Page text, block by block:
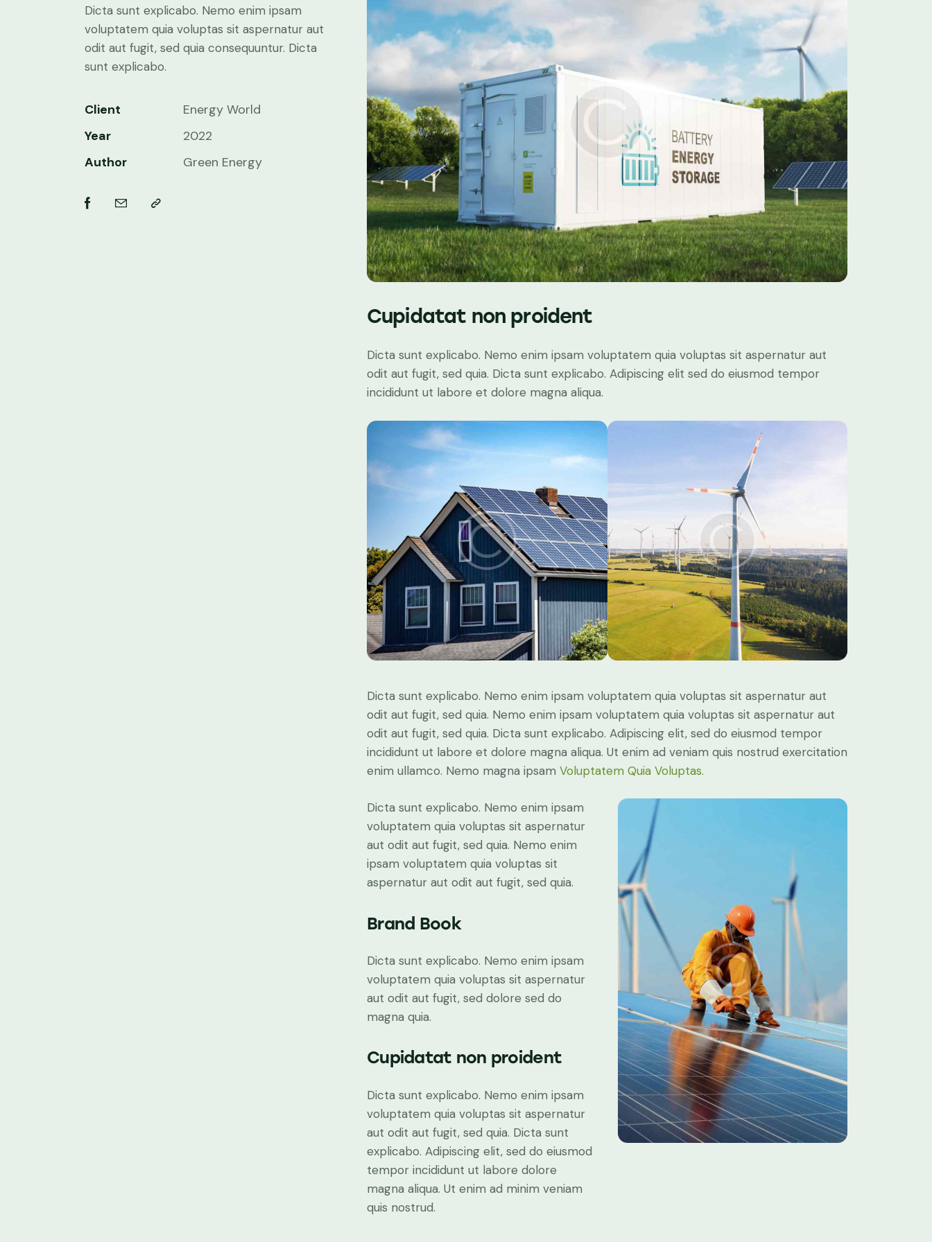
Dicta sunt explicabo. Nemo enim ipsam
voluptatem quia voluptas sit aspernatur aut
odit aut fugit, sed quia consequuntur. Dicta
sunt explicabo.
Client
Energy World
Year
2022
Author
Green Energy
Cupidatat non proident
Dicta sunt explicabo. Nemo enim ipsam voluptatem quia voluptas sit aspernatur aut
odit aut fugit, sed quia. Dicta sunt explicabo. Adipiscing elit sed do eiusmod tempor
incididunt ut labore et dolore magna aliqua.
Dicta sunt explicabo. Nemo enim ipsam voluptatem quia voluptas sit aspernatur aut
odit aut fugit, sed quia. Nemo enim ipsam voluptatem quia voluptas sit aspernatur aut
odit aut fugit, sed quia. Dicta sunt explicabo. Adipiscing elit, sed do eiusmod tempor
incididunt ut labore et dolore magna aliqua. Ut enim ad veniam quis nostrud exercitation
enim ullamco. Nemo magna ipsam Voluptatem Quia Voluptas.
Dicta sunt explicabo. Nemo enim ipsam
voluptatem quia voluptas sit aspernatur
aut odit aut fugit, sed quia. Nemo enim
ipsam voluptatem quia voluptas sit
aspernatur aut odit aut fugit, sed quia.
Brand Book
Dicta sunt explicabo. Nemo enim ipsam
voluptatem quia voluptas sit aspernatur
aut odit aut fugit, sed dolore sed do
magna quia.
Cupidatat non proident
Dicta sunt explicabo. Nemo enim ipsam
voluptatem quia voluptas sit aspernatur
aut odit aut fugit, sed quia. Dicta sunt
explicabo. Adipiscing elit, sed do eiusmod
tempor incididunt ut labore dolore
magna aliqua. Ut enim ad minim veniam
quis nostrud.